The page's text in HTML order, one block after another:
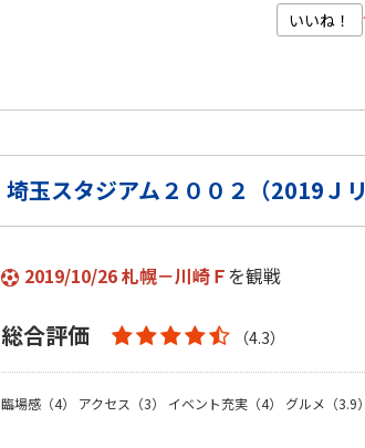
いいね！
埼玉スタジアム２００２（2019Ｊ
2019/10/26 札幌－川崎Ｆを観戦
総合評価 （4.3）
臨場感（4） アクセス（3） イベント充実（4） グルメ（3.9）